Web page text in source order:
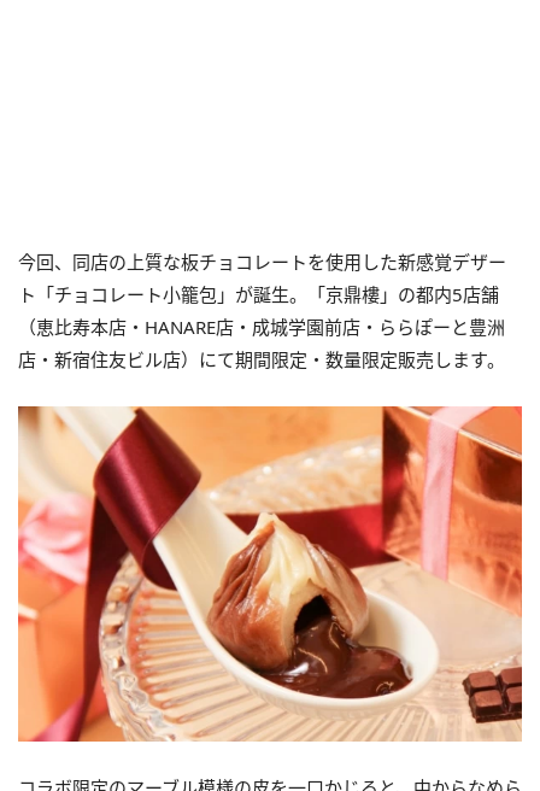
今回、同店の上質な板チョコレートを使用した新感覚デザー
ト「チョコレート小籠包」が誕生。「京鼎樓」の都内5店舗
（恵比寿本店・HANARE店・成城学園前店・ららぽーと豊洲
店・新宿住友ビル店）にて期間限定・数量限定販売します。